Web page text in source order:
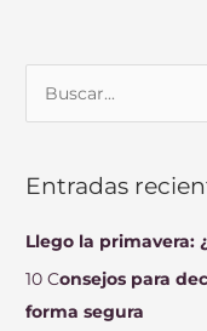
c
Entradas
Llego la primavera:
10 Consejos para
forma segura